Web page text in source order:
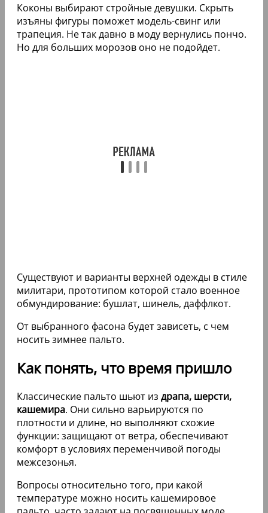
Коконы выбирают стройные девушки. Скрыть
изъяны фигуры поможет модель-свинг или
трапеция. Не так давно в моду вернулись пончо.
Но для больших морозов оно не подойдет.
Существуют и варианты верхней одежды в стиле
милитари, прототипом которой стало военное
обмундирование: бушлат, шинель, даффлкот.
От выбранного фасона будет зависеть, с чем
носить зимнее пальто.
Как понять, что время пришло
Классические пальто шьют из драпа, шерсти,
кашемира. Они сильно варьируются по
плотности и длине, но выполняют схожие
функции: защищают от ветра, обеспечивают
комфорт в условиях переменчивой погоды
межсезонья.
Вопросы относительно того, при какой
температуре можно носить кашемировое